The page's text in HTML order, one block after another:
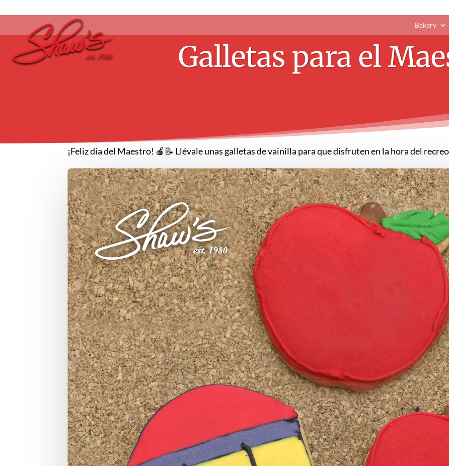
Bakery
Galletas para el
¡Feliz día del Maestro! 🍎📝 Llévale unas galletas de vainilla para que disfruten en la hora del